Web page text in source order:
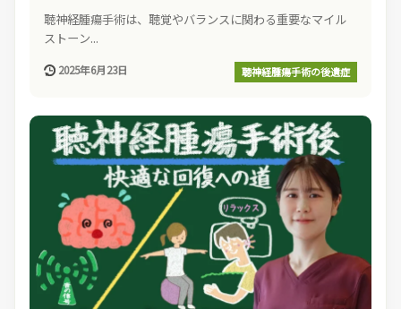
聴神経腫瘍手術は、聴覚やバランスに関わる重要なマイル
ストーン...
2025年6月23日 聴神経腫瘍手術の後遺症